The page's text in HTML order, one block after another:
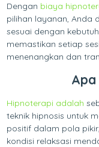
Dengan biaya
pilihan layanan, Anda
sesuai dengan
memastikan setiap
menenangkan dan
Hipnoterapi adalah
teknik hipnosis untuk
positif dalam pola
kondisi relaksasi